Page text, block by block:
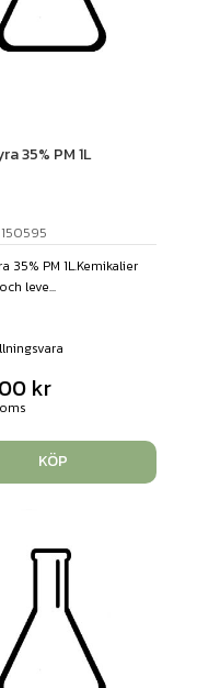
35% PM 1L
35% PM 1L.Kemikalier
leve...
kr
KÖP